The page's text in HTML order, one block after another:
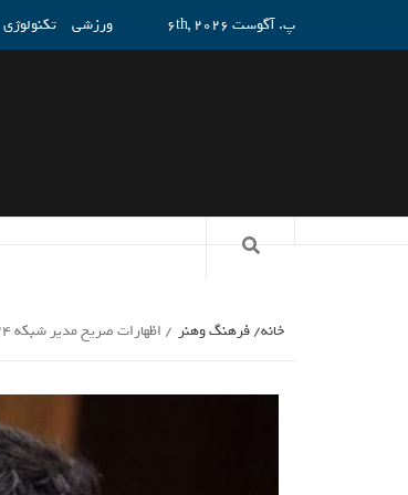
پ. آگوست 6th, 2026 ورزشی تکنولوژی
خانه فرهنگ وهنر اظهارات صریح مدیر شبکه 4/ از صدا و سیما تا سلبریتی و شیوه_راسخ